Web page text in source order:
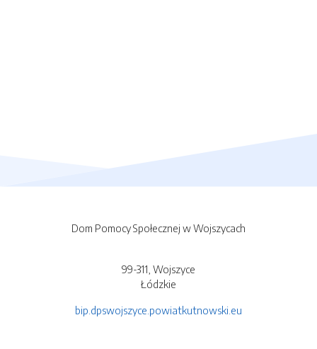
Dom Pomocy Społecznej w Wojszycach
99-311, Wojszyce
Łódzkie
bip.dpswojszyce.powiatkutnowski.eu